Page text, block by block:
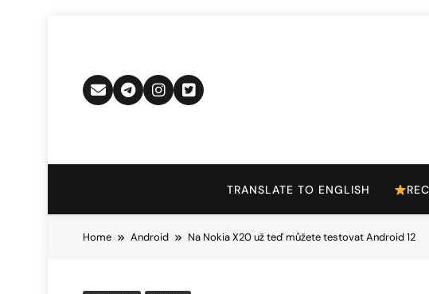
TRANSLATE TO ENGLISH
Home Android Na Nokia X20 už teď můžete testovat Android 12